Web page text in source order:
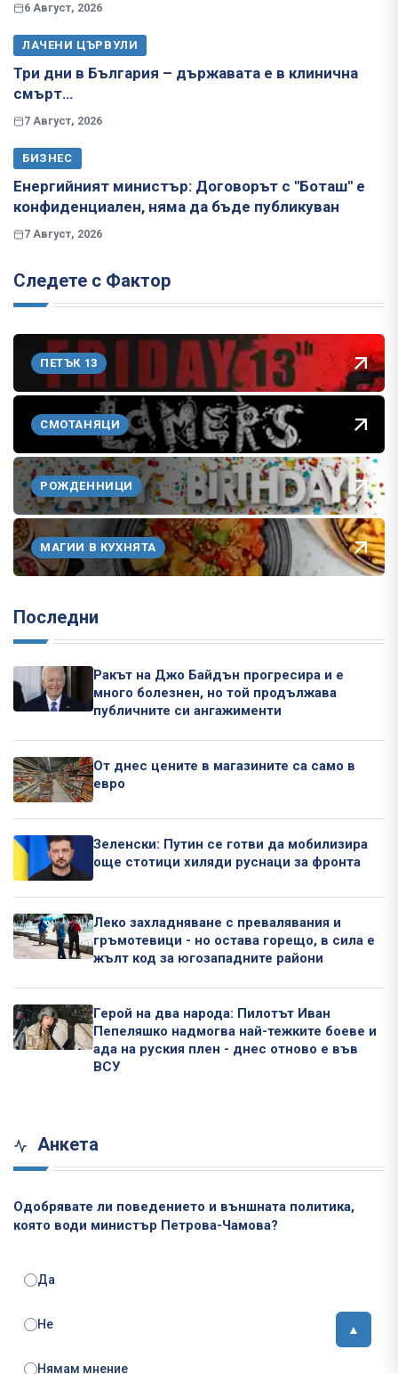
6 Август, 2026
ЛАЧЕНИ ЦЪРВУЛИ
Три дни в България – държавата е в клинична
смърт…
7 Август, 2026
БИЗНЕС
Енергийният министър: Договорът с "Боташ" е
конфиденциален, няма да бъде публикуван
7 Август, 2026
Следете с Фактор
ПЕТЪК 13
СМОТАНЯЦИ
РОЖДЕННИЦИ
МАГИИ В КУХНЯТА
Последни
Ракът на Джо Байдън прогресира и е
много болезнен, но той продължава
публичните си ангажименти
От днес цените в магазините са само в
евро
Зеленски: Путин се готви да мобилизира
още стотици хиляди руснаци за фронта
Леко захладняване с превалявания и
гръмотевици - но остава горещо, в сила е
жълт код за югозападните райони
Герой на два народа: Пилотът Иван
Пепеляшко надмогва най-тежките боеве и
ада на руския плен - днес отново е във
ВСУ
Анкета
Одобрявате ли поведението и външната политика,
която води министър Петрова-Чамова?
Да
Не
Нямам мнение